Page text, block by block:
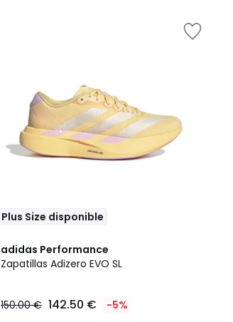
Plus Size disponible
adidas Performance
Zapatillas Adizero EVO SL
150.00 € 142.50 € -5%
4,9
/ 5
3
Colores